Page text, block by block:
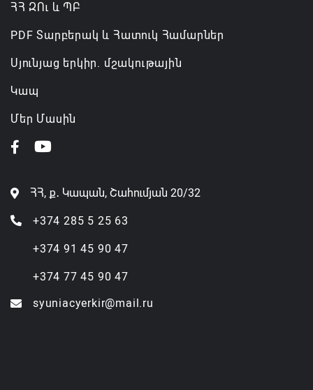
ՀՀ ԶՈւ և ՊԲ
PDF Տարբերակ և Հատուկ Համարներ
Սյունյաց երկիր. մշակութային
Կապ
Մեր Մասին
ՀՀ, ք․ Կապան, Շահումյան 20/32
+374 285 5 25 63
+374 91 45 90 47
+374 77 45 90 47
syuniacyerkir@mail.ru